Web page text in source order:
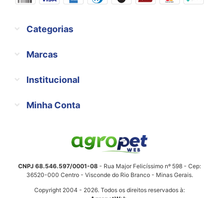
Categorias
Marcas
Institucional
Minha Conta
CNPJ 68.546.597/0001-08 - Rua Major Felicíssimo nº 598 - Cep:
36520-000 Centro - Visconde do Rio Branco - Minas Gerais.
Copyright 2004 - 2026. Todos os direitos reservados à: